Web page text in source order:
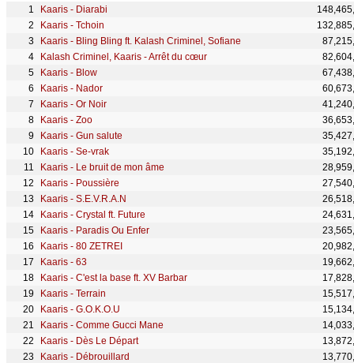
Kaaris - Diarabi
Kaaris - Tchoin
Kaaris - Bling Bling ft. Kalash Criminel, Sofiane
Kalash Criminel, Kaaris - Arrêt du cœur
Kaaris - Blow
Kaaris - Nador
Kaaris - Or Noir
Kaaris - Zoo
Kaaris - Gun salute
Kaaris - Se-vrak
Kaaris - Le bruit de mon âme
Kaaris - Poussière
Kaaris - S.E.V.R.A.N
Kaaris - Crystal ft. Future
Kaaris - Paradis Ou Enfer
Kaaris - 80 ZETREI
Kaaris - 63
Kaaris - C'est la base ft. XV Barbar
Kaaris - Terrain
Kaaris - G.O.K.O.U
Kaaris - Comme Gucci Mane
Kaaris - Dès Le Départ
Kaaris - Débrouillard